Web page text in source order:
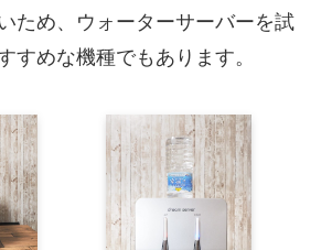
ため、ウォーターサーバーを試
すめな機種でもあります。